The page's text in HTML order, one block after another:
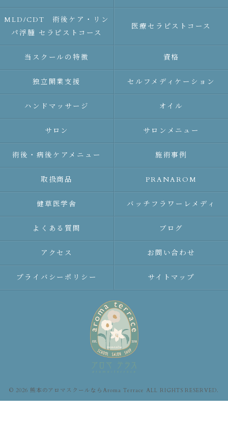
MLD/CDT 術後ケア・リン
パ浮腫 セラピストコース
医療セラピストコース
当スクールの特徴 資格
独立開業支援 セルフメディケーション
ハンドマッサージ オイル
サロン サロンメニュー
術後・病後ケアメニュー 施術事例
取扱商品 PRANAROM
健草医学舎 バッチフラワーレメディ
よくある質問 ブログ
アクセス お問い合わせ
プライバシーポリシー サイトマップ
© 2026 熊本のアロマスクールならAroma Terrace ALL RIGHTS RESERVED.